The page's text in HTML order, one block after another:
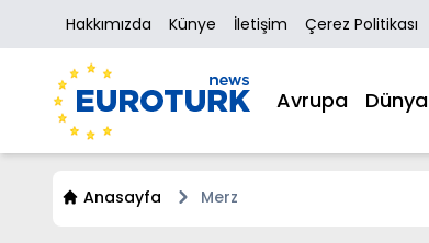
Hakkımızda Künye İletişim Çerez Politikası
Avrupa Dünya
Anasayfa Merz